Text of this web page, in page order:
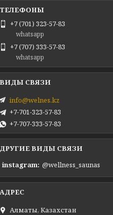
+7 (701) 323-57-83
whatsapp
+7 (707) 333-57-83
whatsapp
info@welnes.kz
+7-701-323-57-83
+7-707-333-57-83
ДРУГИЕ ВИДЫ СВЯЗИ
instagram @wellness_saunas
Алматы, Казахстан